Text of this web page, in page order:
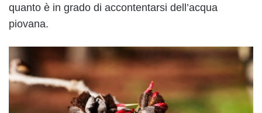
quanto è in grado di accontentarsi dell’acqua
piovana.